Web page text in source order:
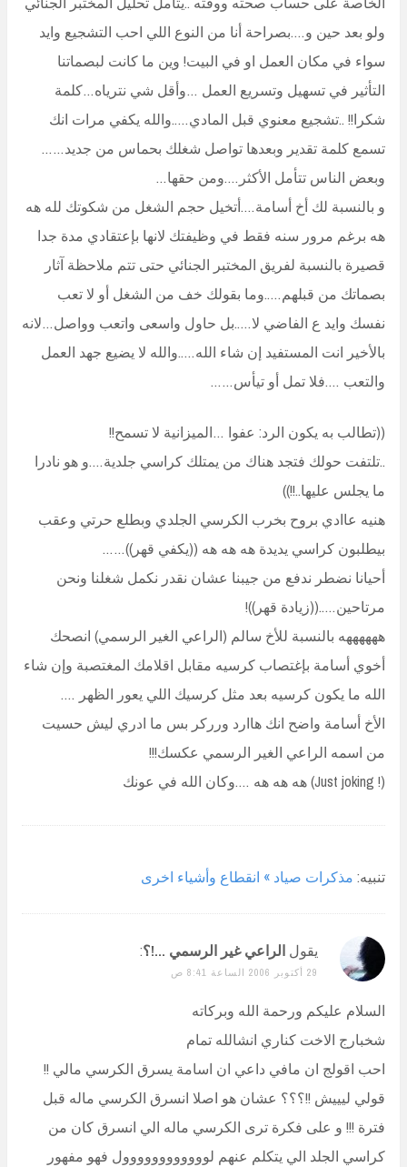
ولو بعد حين و….بصراحة أنا من النوع اللي احب التشجيع وايد
سواء في مكان العمل او في البيت! وين ما كانت لبصماتنا
التأثير في تسهيل وتسريع العمل …وأقل شي نترياه…كلمة
شكرا!! ..تشجيع معنوي قبل المادي…..والله يكفي مرات انك
تسمع كلمة تقدير وبعدها تواصل شغلك بحماس من جديد……
وبعض الناس تتأمل الأكثر….ومن حقها…
و بالنسبة لك أخ أسامة….أتخيل حجم الشغل من شكوتك لله هه
هه برغم مرور سنه فقط في وظيفتك لانها بإعتقادي مدة جدا
قصيرة بالنسبة لفريق المختبر الجنائي حتى تتم ملاحظة آثار
بصماتك من قبلهم…..وما بقولك خف من الشغل أو لا تعب
نفسك وايد ع الفاضي لا…..بل حاول واسعى واتعب وواصل…لانه
بالأخير انت المستفيد إن شاء الله…..والله لا يضيع جهد العمل
والتعب ….فلا تمل أو تيأس……
((تطالب به يكون الرد: عفوا …الميزانية لا تسمح!!
..تلتفت حولك فتجد هناك من يمتلك كراسي جلدية….و هو نادرا
ما يجلس عليها..!!))
هنيه عاادي بروح بخرب الكرسي الجلدي وبطلع حرتي وعقب
بيطلبون كراسي يديدة هه هه هه ((يكفي قهر))……
أحيانا نضطر ندفع من جيبنا عشان نقدر نكمل شغلنا ونحن
مرتاحين…..((زيادة قهر))!
ههههههه بالنسبة للأخ سالم (الراعي الغير الرسمي) انصحك
أخوي أسامة بإغتصاب كرسيه مقابل اقلامك المغتصبة وإن شاء
الله ما يكون كرسيه بعد مثل كرسيك اللي يعور الظهر ….
الأخ أسامة واضح انك هاارد ورركر بس ما ادري ليش حسيت
من اسمه الراعي الغير الرسمي عكسك!!!
(! Just joking) هه هه هه ….وكان الله في عونك
تنبيه: مذكرات صياد » انقطاع وأشياء اخرى
يقول الراعي غير الرسمي ...!؟:
29 أكتوبر 2006 الساعة 8:41 ص
السلام عليكم ورحمة الله وبركاته
شخبارج الاخت كناري انشالله تمام
احب اقولج ان مافي داعي ان اسامة يسرق الكرسي مالي !!
قولي ليييش !!؟؟؟ عشان هو اصلا انسرق الكرسي ماله قبل
فترة !!! و على فكرة ترى الكرسي ماله الي انسرق كان من
كراسي الجلد الي يتكلم عنهم لوووووووووووول فهو مفهور